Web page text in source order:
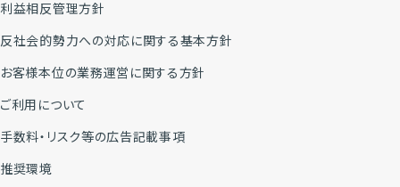
利益相反管理方針
反社会的勢力への対応に関する基本方針
お客様本位の業務運営に関する方針
ご利用について
手数料・リスク等の広告記載事項
推奨環境